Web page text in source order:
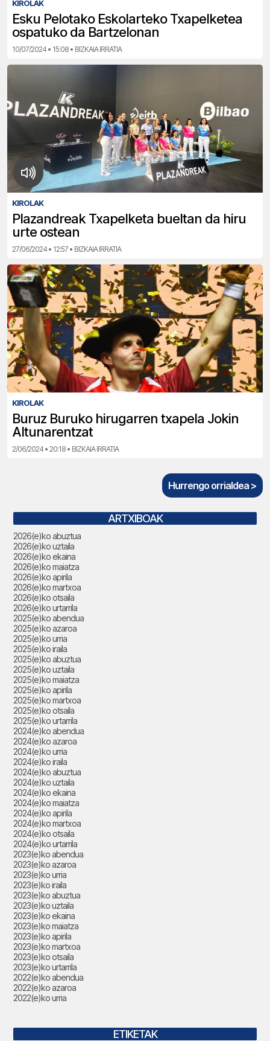
KIROLAK
Esku Pelotako Eskolarteko Txapelketea
ospatuko da Bartzelonan
10/07/2024 • 15:08 • BIZKAIA IRRATIA
KIROLAK
Plazandreak Txapelketa bueltan da hiru
urte ostean
27/06/2024 • 12:57 • BIZKAIA IRRATIA
KIROLAK
Buruz Buruko hirugarren txapela Jokin
Altunarentzat
2/06/2024 • 20:18 • BIZKAIA IRRATIA
Hurrengo orrialdea >
ARTXIBOAK
2026(e)ko abuztua
2026(e)ko uztaila
2026(e)ko ekaina
2026(e)ko maiatza
2026(e)ko apirila
2026(e)ko martxoa
2026(e)ko otsaila
2026(e)ko urtarrila
2025(e)ko abendua
2025(e)ko azaroa
2025(e)ko urria
2025(e)ko iraila
2025(e)ko abuztua
2025(e)ko uztaila
2025(e)ko maiatza
2025(e)ko apirila
2025(e)ko martxoa
2025(e)ko otsaila
2025(e)ko urtarrila
2024(e)ko abendua
2024(e)ko azaroa
2024(e)ko urria
2024(e)ko iraila
2024(e)ko abuztua
2024(e)ko uztaila
2024(e)ko ekaina
2024(e)ko maiatza
2024(e)ko apirila
2024(e)ko martxoa
2024(e)ko otsaila
2024(e)ko urtarrila
2023(e)ko abendua
2023(e)ko azaroa
2023(e)ko urria
2023(e)ko iraila
2023(e)ko abuztua
2023(e)ko uztaila
2023(e)ko ekaina
2023(e)ko maiatza
2023(e)ko apirila
2023(e)ko martxoa
2023(e)ko otsaila
2023(e)ko urtarrila
2022(e)ko abendua
2022(e)ko azaroa
2022(e)ko urria
ETIKETAK